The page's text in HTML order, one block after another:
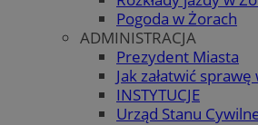
Pogoda w Żorach
ADMINISTRACJA
Prezydent Miasta
Jak załatwić
INSTYTUCJE
Urząd Stanu